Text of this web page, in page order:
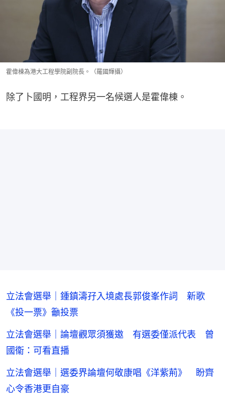
霍偉棟為港大工程學院副院長。（羅國輝攝）
除了卜國明，工程界另一名候選人是霍偉棟。
立法會選舉｜鍾鎮濤孖入境處長郭俊峯作詞 新歌
《投一票》籲投票
立法會選舉｜論壇觀眾須獲邀 有選委僅派代表 曾
國衞：可看直播
立法會選舉｜選委界論壇何敬康唱《洋紫荊》 盼齊
心令香港更自豪